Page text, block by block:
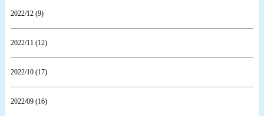
2022/12 (9)
2022/11 (12)
2022/10 (17)
2022/09 (16)